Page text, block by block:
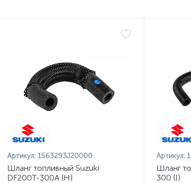
Артикул: 1563293J20000
Шланг топливный Suzuki
DF200T-300A (H)
Артикул:
Шланг
300 (I)